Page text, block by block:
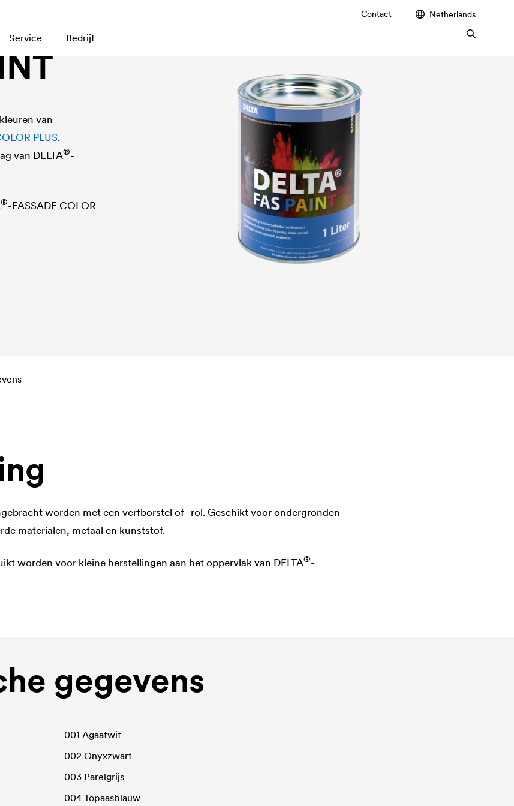
Contact Netherlands
Service Bedrijf
van
PLUS.
van DELTA®-
®-FASSADE COLOR
worden met een verfborstel of -rol. Geschikt voor ondergronden
materialen, metaal en kunststof.
worden voor kleine herstellingen aan het oppervlak van DELTA®-
gegevens
001 Agaatwit
002 Onyxzwart
003 Parelgrijs
004 Topaasblauw